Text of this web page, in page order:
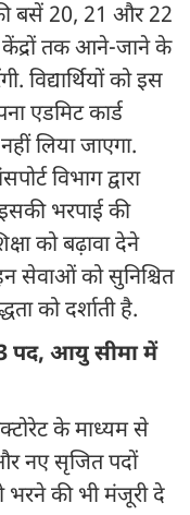
बसें 20, 21 और 22
केंद्रों तक आने-जाने के
विद्यार्थियों को इस
एडमिट कार्ड
लिया जाएगा.
विभाग द्वारा
इसकी भरपाई की
को बढ़ावा देने
सेवाओं को सुनिश्चित
को दर्शाती है.
पद, आयु सीमा में
के माध्यम से
नए सृजित पदों
भरने की भी मंजूरी दे